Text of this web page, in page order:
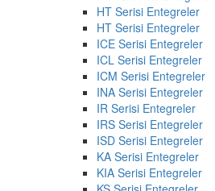
HT Serisi Entegreler
HT Serisi Entegreler
ICE Serisi Entegreler
ICL Serisi Entegreler
ICM Serisi Entegreler
INA Serisi Entegreler
IR Serisi Entegreler
IRS Serisi Entegreler
ISD Serisi Entegreler
KA Serisi Entegreler
KIA Serisi Entegreler